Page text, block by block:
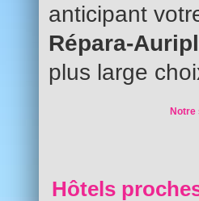
anticipant
Répara-
plus large
Notre
Hôtels